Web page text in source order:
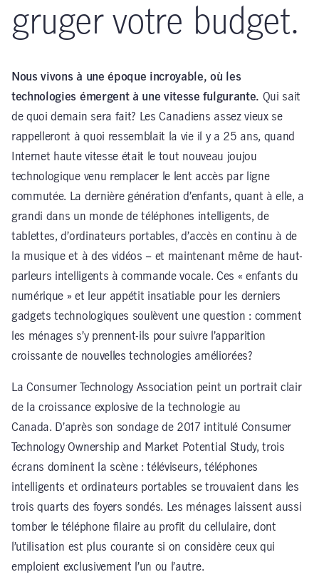
gruger votre budget.
Nous vivons à une époque incroyable, où les
technologies émergent à une vitesse fulgurante. Qui sait
de quoi demain sera fait? Les Canadiens assez vieux se
rappelleront à quoi ressemblait la vie il y a 25 ans, quand
Internet haute vitesse était le tout nouveau joujou
technologique venu remplacer le lent accès par ligne
commutée. La dernière génération d’enfants, quant à elle, a
grandi dans un monde de téléphones intelligents, de
tablettes, d’ordinateurs portables, d’accès en continu à de
la musique et à des vidéos – et maintenant même de haut-
parleurs intelligents à commande vocale. Ces « enfants du
numérique » et leur appétit insatiable pour les derniers
gadgets technologiques soulèvent une question : comment
les ménages s’y prennent-ils pour suivre l’apparition
croissante de nouvelles technologies améliorées?
La Consumer Technology Association peint un portrait clair
de la croissance explosive de la technologie au
Canada. D’après son sondage de 2017 intitulé Consumer
Technology Ownership and Market Potential Study, trois
écrans dominent la scène : téléviseurs, téléphones
intelligents et ordinateurs portables se trouvaient dans les
trois quarts des foyers sondés. Les ménages laissent aussi
tomber le téléphone filaire au profit du cellulaire, dont
l’utilisation est plus courante si on considère ceux qui
emploient exclusivement l’un ou l’autre.